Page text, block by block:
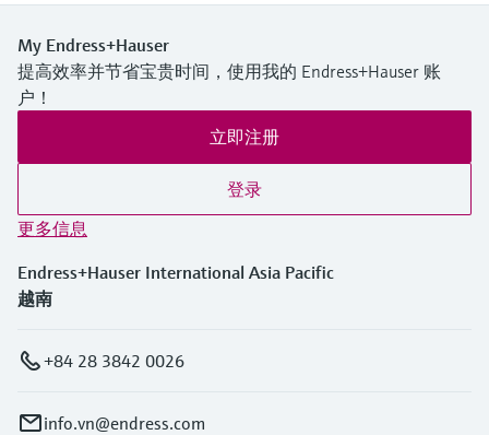
My Endress+Hauser
提高效率并节省宝贵时间，使用我的 Endress+Hauser 账
户！
立即注册
登录
更多信息
Endress+Hauser International Asia Pacific
越南
+84 28 3842 0026
info.vn@endress.com